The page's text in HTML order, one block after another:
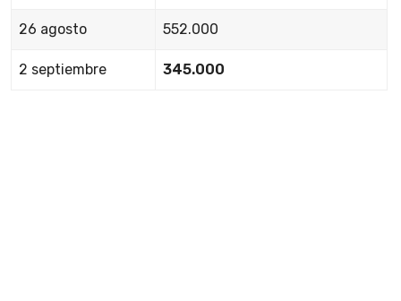
26 agosto 552.000
2 septiembre 345.000